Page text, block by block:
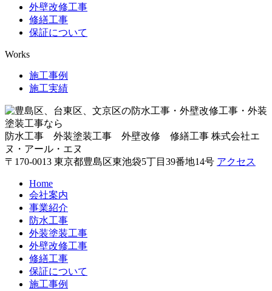
外壁改修工事
修繕工事
保証について
Works
施工事例
施工実績
防水工事 外装塗装工事 外壁改修 修繕工事 株式会社エ
ヌ・アール・エヌ
〒170-0013 東京都豊島区東池袋5丁目39番地14号 アクセス
Home
会社案内
事業紹介
防水工事
外装塗装工事
外壁改修工事
修繕工事
保証について
施工事例